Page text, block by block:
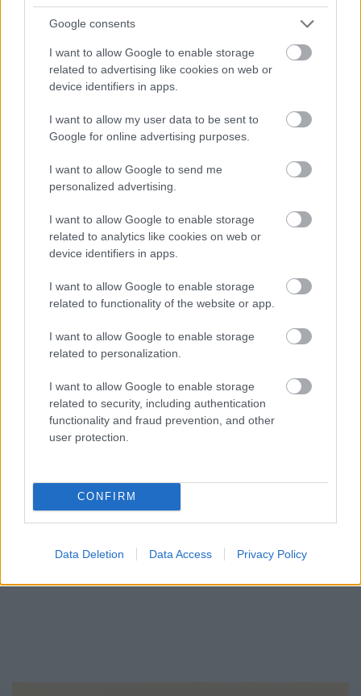
Google consents
I want to allow Google to enable storage
related to advertising like cookies on web or
device identifiers in apps.
I want to allow my user data to be sent to
Google for online advertising purposes.
I want to allow Google to send me
personalized advertising.
I want to allow Google to enable storage
related to analytics like cookies on web or
device identifiers in apps.
I want to allow Google to enable storage
related to functionality of the website or app.
I want to allow Google to enable storage
related to personalization.
I want to allow Google to enable storage
related to security, including authentication
functionality and fraud prevention, and other
user protection.
CONFIRM
Data Deletion Data Access Privacy Policy
pénzek érkezéséhez még szükségesek
ELEMZÉSEK 2026. júl. 20.
Minden idők legjövedelmezőbbje és
legdrágábbja volt az amerikai foci vb -
HÍREK 2026. júl. 20.
Mi lett Alain Delon vagyonával? Adóhatósági